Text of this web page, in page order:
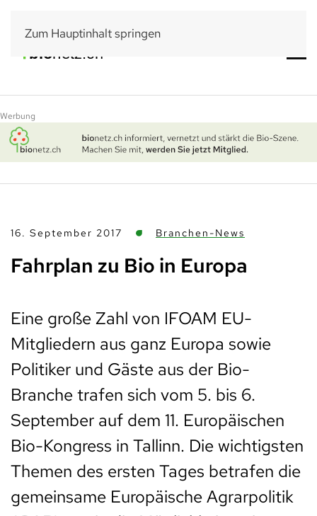
Zum Hauptinhalt springen
Werbung
16. September 2017 Branchen-News
Fahrplan zu Bio in Europa
Eine große Zahl von IFOAM EU-
Mitgliedern aus ganz Europa sowie
Politiker und Gäste aus der Bio-
Branche trafen sich vom 5. bis 6.
September auf dem 11. Europäischen
Bio-Kongress in Tallinn. Die wichtigsten
Themen des ersten Tages betrafen die
gemeinsame Europäische Agrarpolitik